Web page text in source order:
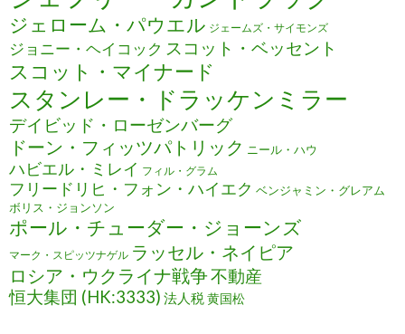
ジェローム・パウエル ジェームズ・サイモンズ
ジョニー・ヘイコック スコット・ベッセント
スコット・マイナード
スタンレー・ドラッケンミラー
デイビッド・ローゼンバーグ
ドーン・フィッツパトリック ニール・ハウ
ハビエル・ミレイ フィル・グラム
フリードリヒ・フォン・ハイエク ベンジャミン・グレアム
ボリス・ジョンソン
ポール・チューダー・ジョーンズ
マーク・スピッツナゲル ラッセル・ネイピア
ロシア・ウクライナ戦争不動産
恒大集団 (HK:3333) 法人税黄国松